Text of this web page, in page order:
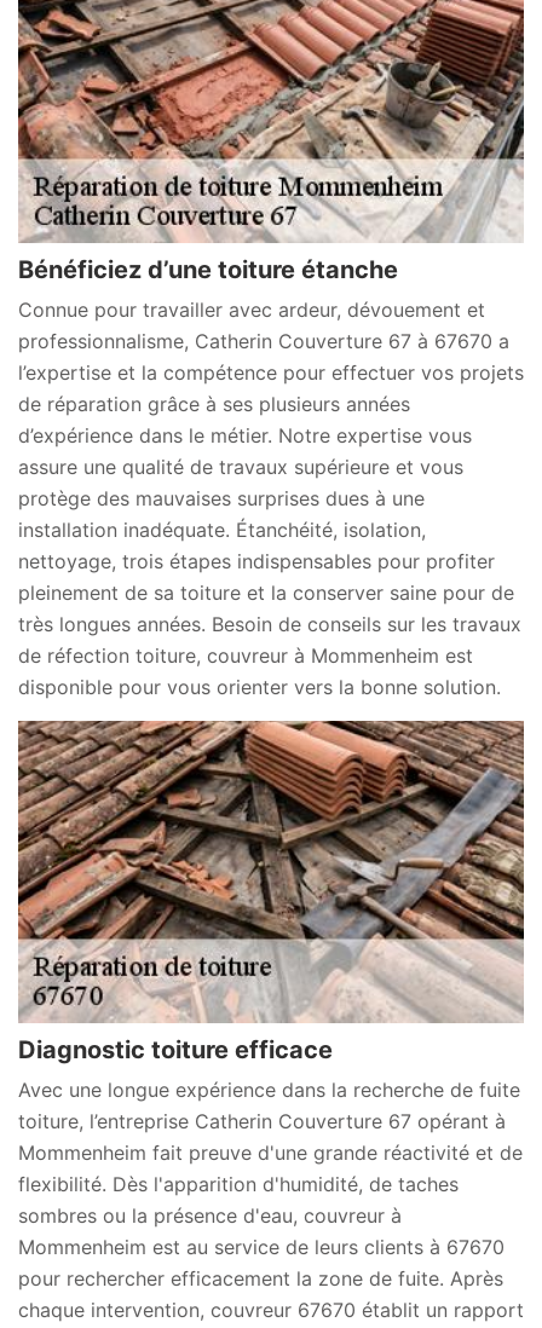
Bénéficiez d’une toiture étanche
Connue pour travailler avec ardeur, dévouement et
professionnalisme, Catherin Couverture 67 à 67670 a
l’expertise et la compétence pour effectuer vos projets
de réparation grâce à ses plusieurs années
d’expérience dans le métier. Notre expertise vous
assure une qualité de travaux supérieure et vous
protège des mauvaises surprises dues à une
installation inadéquate. Étanchéité, isolation,
nettoyage, trois étapes indispensables pour profiter
pleinement de sa toiture et la conserver saine pour de
très longues années. Besoin de conseils sur les travaux
de réfection toiture, couvreur à Mommenheim est
disponible pour vous orienter vers la bonne solution.
Diagnostic toiture efficace
Avec une longue expérience dans la recherche de fuite
toiture, l’entreprise Catherin Couverture 67 opérant à
Mommenheim fait preuve d'une grande réactivité et de
flexibilité. Dès l'apparition d'humidité, de taches
sombres ou la présence d'eau, couvreur à
Mommenheim est au service de leurs clients à 67670
pour rechercher efficacement la zone de fuite. Après
chaque intervention, couvreur 67670 établit un rapport